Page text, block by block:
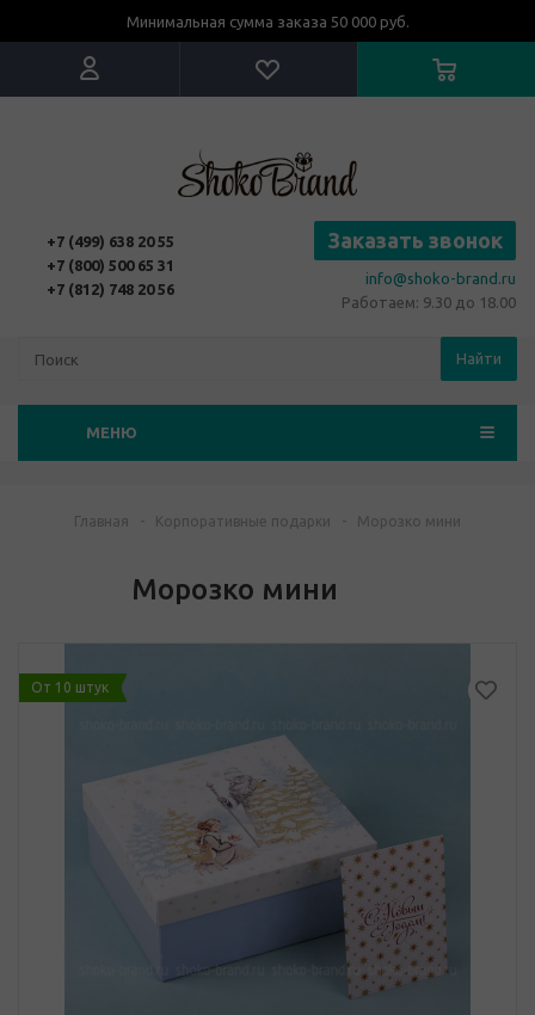
Минимальная сумма заказа 50 000 руб.
+7 (499) 638 20 55
+7 (800) 500 65 31
+7 (812) 748 20 56
Заказать звонок
info@shoko-brand.ru
Работаем: 9.30 до 18.00
Найти
МЕНЮ
Главная - Корпоративные подарки - Морозко мини
Морозко мини
От 10 штук